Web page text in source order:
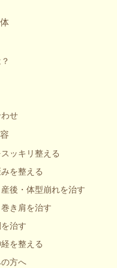
せ
ッキリ整える
を整える
後・体型崩れを治す
き肩を治す
治す
を整える
方へ